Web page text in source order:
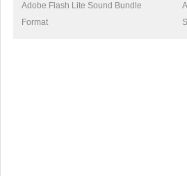
Adobe Flash Lite Sound Bundle
Format